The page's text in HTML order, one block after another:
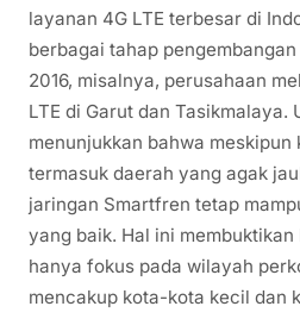
layanan 4G LTE terbesar di
berbagai tahap
2016, misalnya, perusahaan
LTE di Garut dan Tasikmalaya.
menunjukkan bahwa
termasuk daerah yang agak
jaringan Smartfren tetap
yang baik. Hal ini
hanya fokus pada wilayah
mencakup kota-kota kecil dan